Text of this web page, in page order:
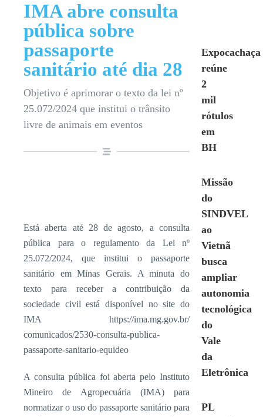
IMA abre consulta
pública sobre
passaporte
sanitário até dia 28
Objetivo é aprimorar o texto da lei nº
25.072/2024 que institui o trânsito
livre de animais em eventos
Está aberta até 28 de agosto, a consulta
pública para o regulamento da Lei nº
25.072/2024, que institui o passaporte
sanitário em Minas Gerais. A minuta do
texto para receber a contribuição da
sociedade civil está disponível no site do
IMA https://ima.mg.gov.br/
comunicados/2530-consulta-publica-
passaporte-sanitario-equideo
A consulta pública foi aberta pelo Instituto
Mineiro de Agropecuária (IMA) para
normatizar o uso do passaporte sanitário para
Expocachaça
reúne
2
mil
rótulos
em
BH
Missão
do
SINDVEL
ao
Vietnã
busca
ampliar
autonomia
tecnológica
do
Vale
da
Eletrônica
PL